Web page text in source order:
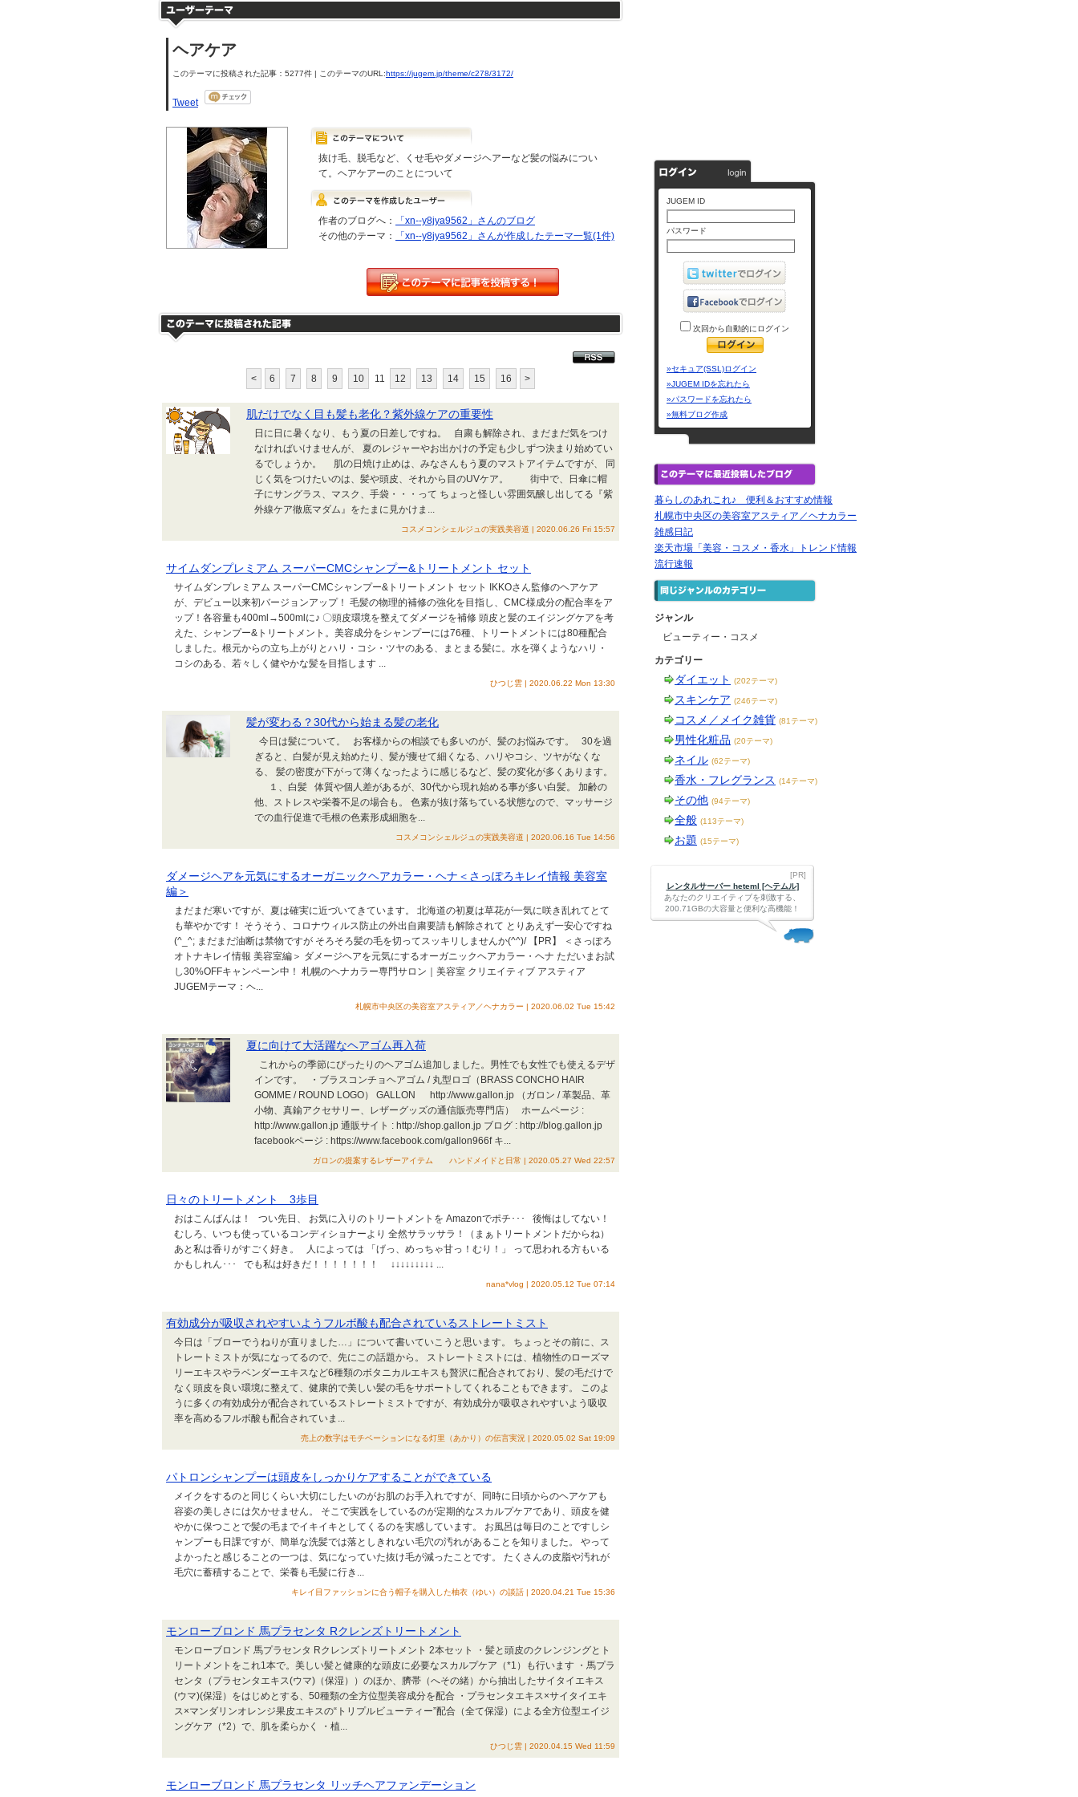
ヘアケア
このテーマに投稿された記事：5277件 | このテーマのURL:https://jugem.jp/theme/c278/3172/
Tweet
抜け毛、脱毛など、くせ毛やダメージヘアーなど髪の悩みについ
て。ヘアケアーのことについて
作者のブログへ：
「xn--y8jya9562」さんのブログ
その他のテーマ：
「xn--y8jya9562」さんが作成したテーマ一覧(1件)
< 6 7 8 9 10 11 12 13 14 15 16 >
肌だけでなく目も髪も老化？紫外線ケアの重要性
日に日に暑くなり、もう夏の日差しですね。 自粛も解除され、まだまだ気をつけ
なければいけませんが、 夏のレジャーやお出かけの予定も少しずつ決まり始めてい
るでしょうか。 肌の日焼け止めは、みなさんもう夏のマストアイテムですが、 同
じく気をつけたいのは、髪や頭皮、それから目のUVケア。 街中で、日傘に帽
子にサングラス、マスク、手袋・・・って ちょっと怪しい雰囲気醸し出してる『紫
外線ケア徹底マダム』をたまに見かけま...
コスメコンシェルジュの実践美容道 | 2020.06.26 Fri 15:57
サイムダンプレミアム スーパーCMCシャンプー&トリートメント セット
サイムダンプレミアム スーパーCMCシャンプー&トリートメント セット IKKOさん監修のヘアケア
が、デビュー以来初バージョンアップ！ 毛髪の物理的補修の強化を目指し、CMC様成分の配合率をア
ップ！各容量も400ml→500mlに♪ 〇頭皮環境を整えてダメージを補修 頭皮と髪のエイジングケアを考
えた、シャンプー&トリートメント。美容成分をシャンプーには76種、トリートメントには80種配合
しました。根元からの立ち上がりとハリ・コシ・ツヤのある、まとまる髪に。水を弾くようなハリ・
コシのある、若々しく健やかな髪を目指します ...
ひつじ雲 | 2020.06.22 Mon 13:30
髪が変わる？30代から始まる髪の老化
今日は髪について。 お客様からの相談でも多いのが、髪のお悩みです。 30を過
ぎると、白髪が見え始めたり、髪が痩せて細くなる、ハリやコシ、ツヤがなくな
る、 髪の密度が下がって薄くなったように感じるなど、髪の変化が多くあります。
１、白髪 体質や個人差があるが、30代から現れ始める事が多い白髪。 加齢の
他、ストレスや栄養不足の場合も。 色素が抜け落ちている状態なので、マッサージ
での血行促進で毛根の色素形成細胞を...
コスメコンシェルジュの実践美容道 | 2020.06.16 Tue 14:56
ダメージヘアを元気にするオーガニックヘアカラー・ヘナ＜さっぽろキレイ情報 美容室
編＞
まだまだ寒いですが、夏は確実に近づいてきています。 北海道の初夏は草花が一気に咲き乱れてとて
も華やかです！ そうそう、コロナウィルス防止の外出自粛要請も解除されて とりあえず一安心ですね
(^_^; まだまだ油断は禁物ですが そろそろ髪の毛を切ってスッキリしませんか(^^)/ 【PR】 ＜さっぽろ
オトナキレイ情報 美容室編＞ ダメージヘアを元気にするオーガニックヘアカラー・ヘナ ただいまお試
し30%OFFキャンペーン中！ 札幌のヘナカラー専門サロン｜美容室 クリエイティブ アスティア
JUGEMテーマ：ヘ...
札幌市中央区の美容室アスティア／ヘナカラー | 2020.06.02 Tue 15:42
夏に向けて大活躍なヘアゴム再入荷
これからの季節にぴったりのヘアゴム追加しました。男性でも女性でも使えるデザ
インです。 ・ブラスコンチョヘアゴム / 丸型ロゴ（BRASS CONCHO HAIR
GOMME / ROUND LOGO） GALLON http://www.gallon.jp （ガロン / 革製品、革
小物、真鍮アクセサリー、レザーグッズの通信販売専門店） ホームページ :
http://www.gallon.jp 通販サイト : http://shop.gallon.jp ブログ : http://blog.gallon.jp
facebookページ : https://www.facebook.com/gallon966f キ...
ガロンの提案するレザーアイテム ハンドメイドと日常 | 2020.05.27 Wed 22:57
日々のトリートメント 3歩目
おはこんばんは！ つい先日、 お気に入りのトリートメントを Amazonでポチ･･･ 後悔はしてない！
むしろ、いつも使っているコンディショナーより 全然サラッサラ！（まぁトリートメントだからね）
あと私は香りがすごく好き。 人によっては 「げっ、めっちゃ甘っ！むり！」 って思われる方もいる
かもしれん･･･ でも私は好きだ！！！！！！！ ↓↓↓↓↓↓↓↓↓ ...
nana*vlog | 2020.05.12 Tue 07:14
有効成分が吸収されやすいようフルボ酸も配合されているストレートミスト
今日は「ブローでうねりが直りました…」について書いていこうと思います。 ちょっとその前に、ス
トレートミストが気になってるので、先にこの話題から。 ストレートミストには、植物性のローズマ
リーエキスやラベンダーエキスなど6種類のボタニカルエキスも贅沢に配合されており、髪の毛だけで
なく頭皮を良い環境に整えて、健康的で美しい髪の毛をサポートしてくれることもできます。 このよ
うに多くの有効成分が配合されているストレートミストですが、有効成分が吸収されやすいよう吸収
率を高めるフルボ酸も配合されていま...
売上の数字はモチベーションになる灯里（あかり）の伝言実況 | 2020.05.02 Sat 19:09
パトロンシャンプーは頭皮をしっかりケアすることができている
メイクをするのと同じくらい大切にしたいのがお肌のお手入れですが、同時に日頃からのヘアケアも
容姿の美しさには欠かせません。 そこで実践をしているのが定期的なスカルプケアであり、頭皮を健
やかに保つことで髪の毛までイキイキとしてくるのを実感しています。 お風呂は毎日のことですしシ
ャンプーも日課ですが、簡単な洗髪では落としきれない毛穴の汚れがあることを知りました。 やって
よかったと感じることの一つは、気になっていた抜け毛が減ったことです。 たくさんの皮脂や汚れが
毛穴に蓄積することで、栄養も毛髪に行き...
キレイ目ファッションに合う帽子を購入した柚衣（ゆい）の談話 | 2020.04.21 Tue 15:36
モンローブロンド 馬プラセンタ Rクレンズトリートメント
モンローブロンド 馬プラセンタ Rクレンズトリートメント 2本セット ・髪と頭皮のクレンジングとト
リートメントをこれ1本で。美しい髪と健康的な頭皮に必要なスカルプケア（*1）も行います ・馬プラ
センタ（プラセンタエキス(ウマ)（保湿））のほか、臍帯（へその緒）から抽出したサイタイエキス
(ウマ)(保湿）をはじめとする、50種類の全方位型美容成分を配合 ・プラセンタエキス×サイタイエキ
ス×マンダリンオレンジ果皮エキスの“トリプルビューティー”配合（全て保湿）による全方位型エイジ
ングケア（*2）で、肌を柔らかく ・植...
ひつじ雲 | 2020.04.15 Wed 11:59
モンローブロンド 馬プラセンタ リッチヘアファンデーション
JUGEM ID
パスワード
次回から自動的にログイン
»セキュア(SSL)ログイン
»JUGEM IDを忘れたら
»パスワードを忘れたら
»無料ブログ作成
暮らしのあれこれ♪ 便利＆おすすめ情報
札幌市中央区の美容室アスティア／ヘナカラー
雑感日記
楽天市場「美容・コスメ・香水」トレンド情報
流行速報
ジャンル
ビューティー・コスメ
カテゴリー
ダイエット (202テーマ)
スキンケア (246テーマ)
コスメ／メイク雑貨 (81テーマ)
男性化粧品 (20テーマ)
ネイル (62テーマ)
香水・フレグランス (14テーマ)
その他 (94テーマ)
全般 (113テーマ)
お題 (15テーマ)
[PR]
レンタルサーバー heteml [ヘテムル]
あなたのクリエイティブを刺激する、
200.71GBの大容量と便利な高機能！